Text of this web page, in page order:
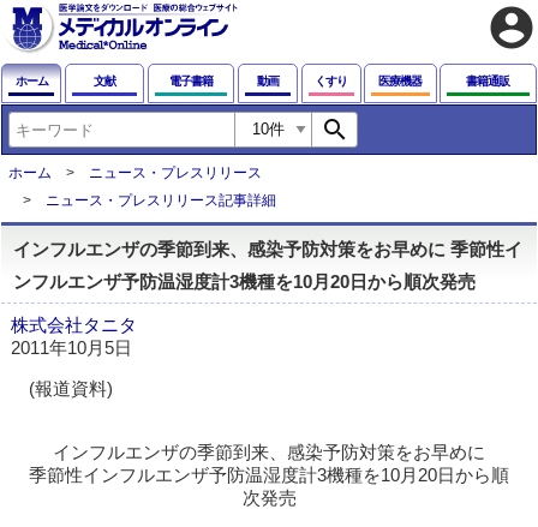
account_circle
ホーム 文献 電子書籍 動画 くすり 医療機器 書籍通販
search
ホーム
ニュース・プレスリリース
ニュース・プレスリリース記事詳細
インフルエンザの季節到来、感染予防対策をお早めに 季節性イ
ンフルエンザ予防温湿度計3機種を10月20日から順次発売
株式会社タニタ
2011年10月5日
(報道資料)
インフルエンザの季節到来、感染予防対策をお早めに
季節性インフルエンザ予防温湿度計3機種を10月20日から順
次発売